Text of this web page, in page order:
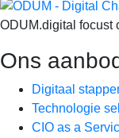
ODUM.digital focust
Ons
Digitaal
Technologie
CIO as a